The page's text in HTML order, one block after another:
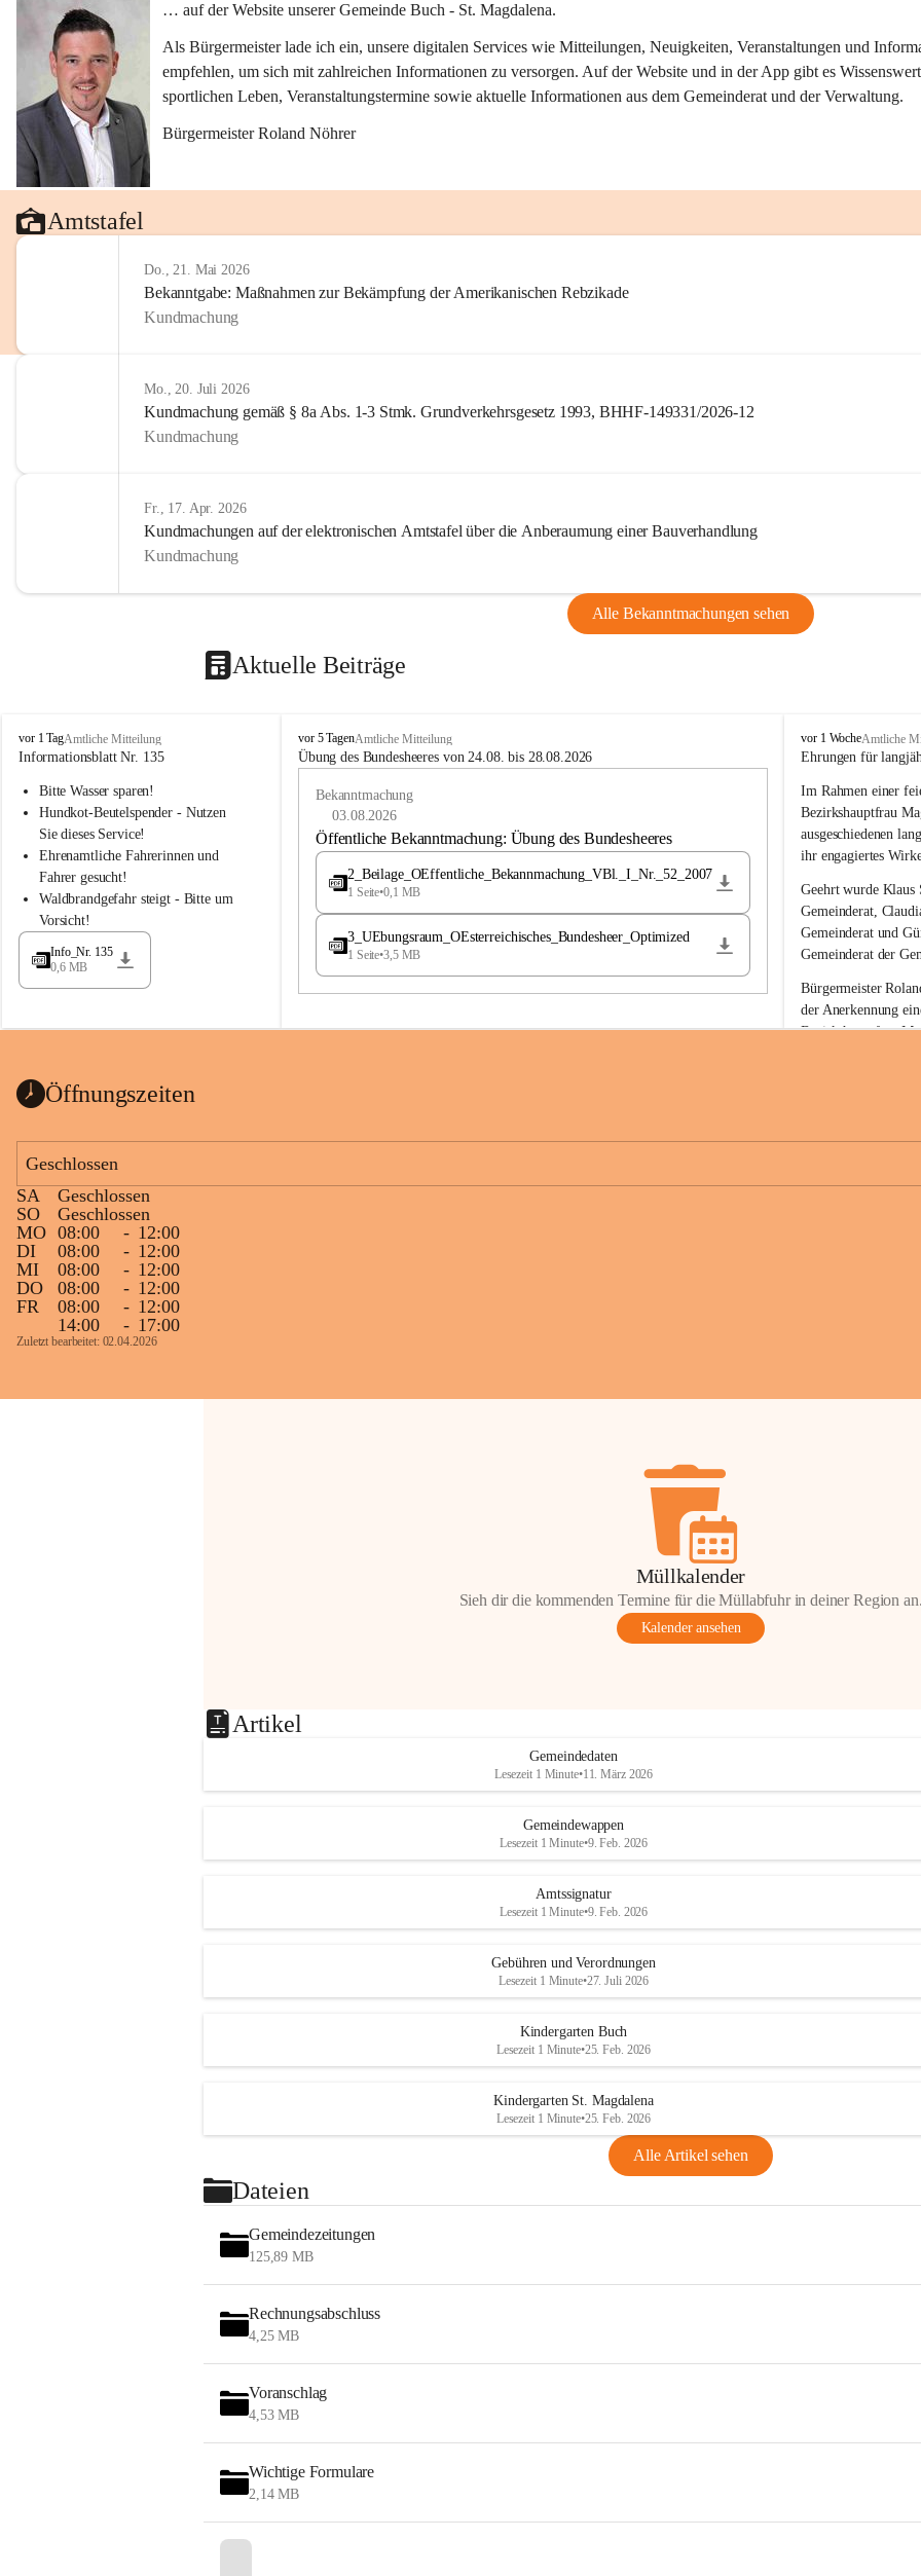
… auf der Website unserer Gemeinde Buch - St. Magdalena.
Als Bürgermeister lade ich ein, unsere digitalen Services wie Mitteilungen, Neuigkeiten, Veranstaltungen und
empfehlen, um sich mit zahlreichen Informationen zu versorgen. Auf der Website und in der App gibt es
sportlichen Leben, Veranstaltungstermine sowie aktuelle Informationen aus dem Gemeinderat und der Verwaltung.
Bürgermeister Roland Nöhrer
Amtstafel
Do., 21. Mai 2026
Bekanntgabe: Maßnahmen zur Bekämpfung der Amerikanischen Rebzikade
Kundmachung
Mo., 20. Juli 2026
Kundmachung gemäß § 8a Abs. 1-3 Stmk. Grundverkehrsgesetz 1993, BHHF-149331/2026-12
Kundmachung
Fr., 17. Apr. 2026
Kundmachungen auf der elektronischen Amtstafel über die Anberaumung einer Bauverhandlung
Kundmachung
Alle Bekanntmachungen sehen
Aktuelle Beiträge
B
u
h
a
d
l
a
vor 1 TagAmtliche Mitteilung
Informationsblatt Nr. 135
Bitte Wasser sparen!
Hundkot-Beutelspender - Nutzen
Sie dieses Service!
Ehrenamtliche Fahrerinnen und
Fahrer gesucht!
Waldbrandgefahr steigt - Bitte um
Vorsicht!
Info_Nr. 135
0,6 MB
B
u
e
a
vor 5 TagenAmtliche Mitteilung
Übung des Bundesheeres von 24.08. bis 28.08.2026
Bekanntmachung
03.08.2026
Öffentliche Bekanntmachung: Übung des Bundesheeres
2_Beilage_OEffentliche_Bekannmachung_VBl._I_Nr._52_2007
1 Seite•0,1 MB
3_UEbungsraum_OEsterreichisches_Bundesheer_Optimized
1 Seite•3,5 MB
B
u
h
-
S
t
M
a
g
d
a
l
e
n
a
vor 1 WocheAmtliche
Ehrungen für
Im Rahmen einer
Bezirkshauptfrau
ausgeschiedenen
ihr engagiertes
Geehrt wurde Klaus
Gemeinderat,
Gemeinderat und
Gemeinderat der
Bürgermeister
der Anerkennung
Bezirkshauptfrau
Öffnungszeiten
Geschlossen
SA
Geschlossen
SO
Geschlossen
MO 08:00 - 12:00
DI
08:00 - 12:00
MI
08:00 - 12:00
DO
08:00 - 12:00
FR
08:00 - 12:00
14:00
- 17:00
Zuletzt bearbeitet: 02.04.2026
Müllkalender
Sieh dir die kommenden Termine für die Müllabfuhr in deiner Region an.
Kalender ansehen
Artikel
Gemeindedaten
Lesezeit 1 Minute•11. März 2026
Gemeindewappen
Lesezeit 1 Minute•9. Feb. 2026
Amtssignatur
Lesezeit 1 Minute•9. Feb. 2026
Gebühren und Verordnungen
Lesezeit 1 Minute•27. Juli 2026
Kindergarten Buch
Lesezeit 1 Minute•25. Feb. 2026
Kindergarten St. Magdalena
Lesezeit 1 Minute•25. Feb. 2026
Alle Artikel sehen
Dateien
Gemeindezeitungen
125,89 MB
Rechnungsabschluss
4,25 MB
Voranschlag
4,53 MB
Wichtige Formulare
2,14 MB